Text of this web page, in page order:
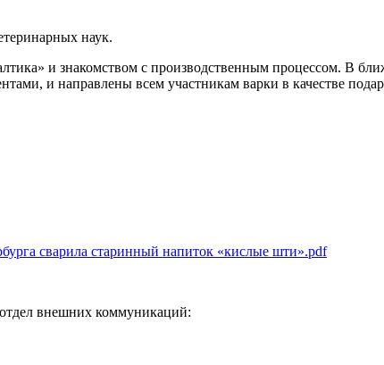
наук.
и знакомством с производственным процессом. В
и направлены всем участникам варки в качестве
сварила старинный напиток «кислые шти».pdf
внешних коммуникаций: